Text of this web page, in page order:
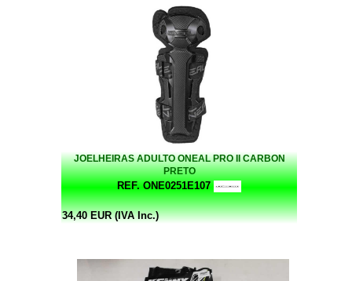
JOELHEIRAS ADULTO ONEAL PRO II CARBON
PRETO
REF. ONE0251E107
34,40 EUR (IVA Inc.)